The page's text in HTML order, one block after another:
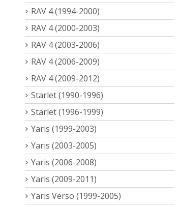
RAV 4 (1994-2000)
RAV 4 (2000-2003)
RAV 4 (2003-2006)
RAV 4 (2006-2009)
RAV 4 (2009-2012)
Starlet (1990-1996)
Starlet (1996-1999)
Yaris (1999-2003)
Yaris (2003-2005)
Yaris (2006-2008)
Yaris (2009-2011)
Yaris Verso (1999-2005)